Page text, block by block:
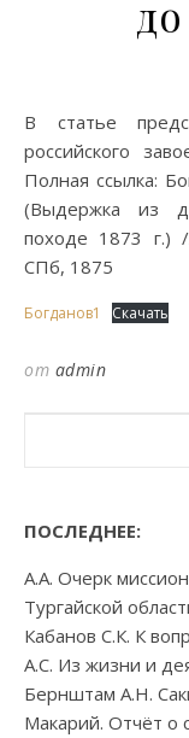
В статье представлены материалы по истории
российского
Полная ссылка:
(Выдержка из
походе 1873 г.)
СПб, 1875
Богданов1 Скачать
от admin
ПОСЛЕДНЕЕ:
А.А. Очерк
Тургайской
Кабанов С.К. К
А.С. Из жизни и
Бернштам А.Н.
Макарий. Отчёт о